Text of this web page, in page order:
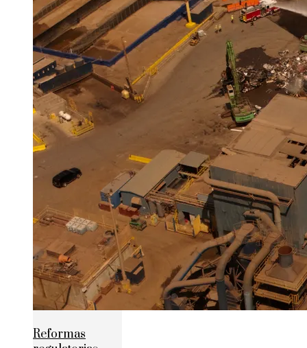
Reformas